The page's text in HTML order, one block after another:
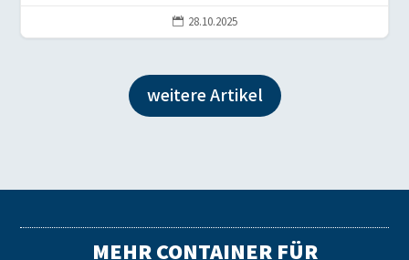
 28.10.2025
weitere Artikel
MEHR CONTAINER FÜR